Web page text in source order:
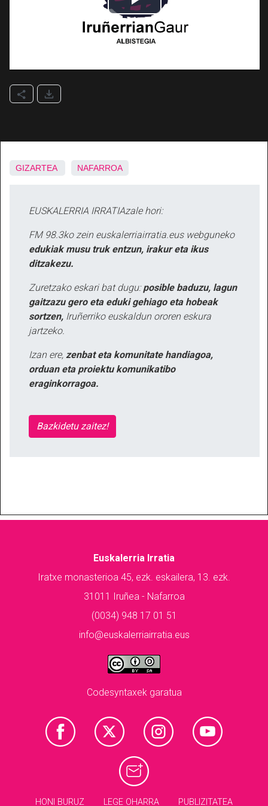
GIZARTEA NAFARROA
EUSKALERRIA IRRATIAzale hori:
FM 98.3ko zein euskalerriairratia.eus webguneko
edukiak musu truk entzun, irakur eta ikus
ditzakezu.
Zuretzako eskari bat dugu: posible baduzu, lagun
gaitzazu gero eta eduki gehiago eta hobeak
sortzen, Iruñerriko euskaldun ororen eskura
jartzeko.
Izan ere, zenbat eta komunitate handiagoa,
orduan eta proiektu komunikatibo
eraginkorragoa.
Bazkidetu zaitez!
Euskalerria Irratia
Iratxe monasterioa 45, ezk. eskailera, 13. ezk.
31011 Iruñea - Nafarroa
(0034) 948 17 01 51
info@euskalerriairratia.eus
Codesyntaxek garatua
HONI BURUZ LEGE OHARRA PUBLIZITATEA